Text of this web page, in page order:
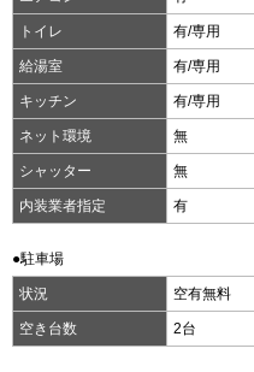
トイレ 有/専用
給湯室 有/専用
キッチン 有/専用
ネット環境 無
シャッター 無
内装業者指定 有
●駐車場
状況 空有無料
空き台数 2台